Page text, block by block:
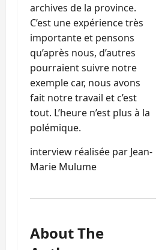
archives de la province.
C’est une expérience très
importante et pensons
qu’après nous, d’autres
pourraient suivre notre
exemple car, nous avons
fait notre travail et c’est
tout. L’heure n’est plus à la
polémique.
interview réalisée par Jean-
Marie Mulume
About The